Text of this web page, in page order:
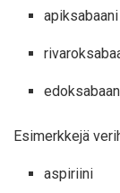
Esimerkkejä
aspiriini